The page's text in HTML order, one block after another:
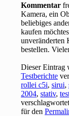
Kommentar
Kamera, ein
beliebiges
kaufen
unveränderten
bestellen.
Dieser Eintrag
Testberichte
rollei c5i,sirui,
2004,stativ,
für den